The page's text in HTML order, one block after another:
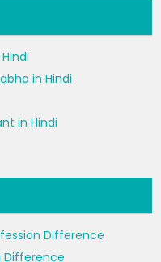
in Hindi
in Hindi
Difference
Difference